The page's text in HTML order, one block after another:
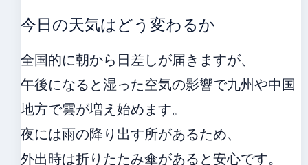
今日の天気はどう変わるか
全国的に朝から日差しが届きますが、
午後になると湿った空気の影響で九州や中国
地方で雲が増え始めます。
夜には雨の降り出す所があるため、
外出時は折りたたみ傘があると安心です。